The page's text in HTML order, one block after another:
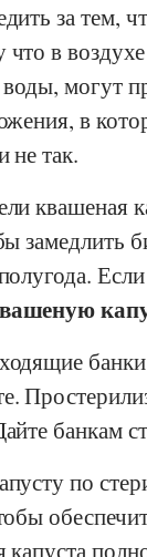
за тем,
в
могут
в
не так.
квашеная
банкам
по
капуста